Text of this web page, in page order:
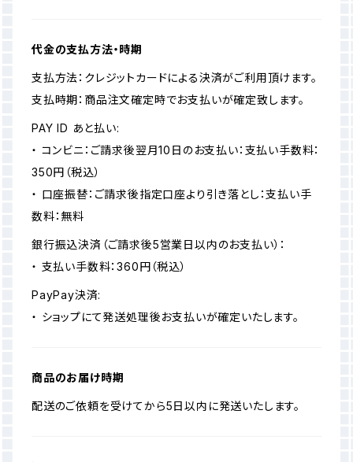
代金の支払方法・時期
支払方法：クレジットカードによる決済がご利用頂けます。
支払時期：商品注文確定時でお支払いが確定致します。
PAY ID あと払い:
・ コンビニ：ご請求後翌月10日のお支払い：支払い手数料：
350円（税込）
・ 口座振替：ご請求後指定口座より引き落とし：支払い手
数料：無料
銀行振込決済（ご請求後5営業日以内のお支払い）：
・ 支払い手数料：360円（税込）
PayPay決済:
・ ショップにて発送処理後お支払いが確定いたします。
商品のお届け時期
配送のご依頼を受けてから5日以内に発送いたします。